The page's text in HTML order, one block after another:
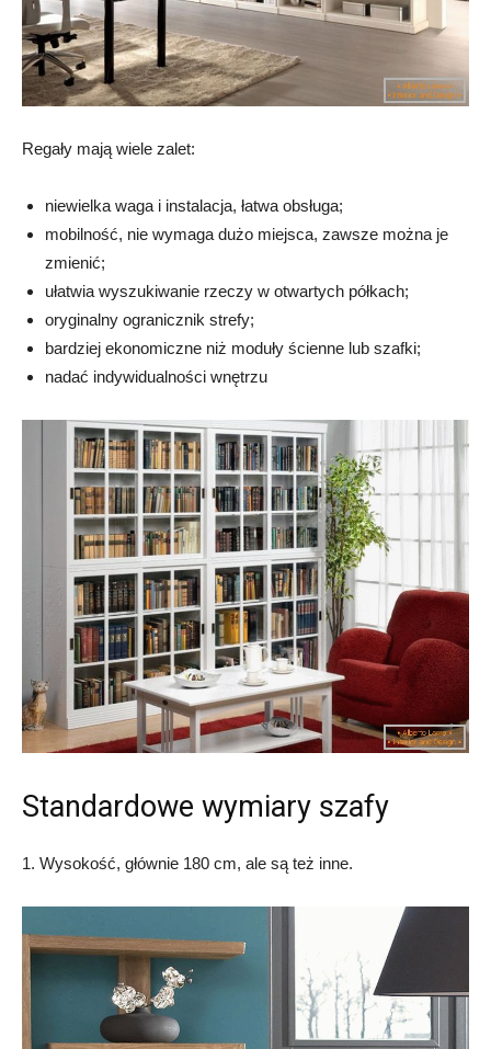
Regały mają wiele zalet:
niewielka waga i instalacja, łatwa obsługa;
mobilność, nie wymaga dużo miejsca, zawsze można je
zmienić;
ułatwia wyszukiwanie rzeczy w otwartych półkach;
oryginalny ogranicznik strefy;
bardziej ekonomiczne niż moduły ścienne lub szafki;
nadać indywidualności wnętrzu
Standardowe wymiary szafy
1. Wysokość, głównie 180 cm, ale są też inne.